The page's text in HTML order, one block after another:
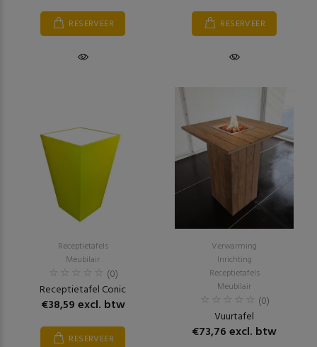
RESERVEER RESERVEER
Receptietafels
Meubilair
(0)
Receptietafel Conic
€38,59 excl. btw
RESERVEER
Verwarming
Inrichting
Receptietafels
Meubilair
(0)
Vuurtafel
€73,76 excl. btw